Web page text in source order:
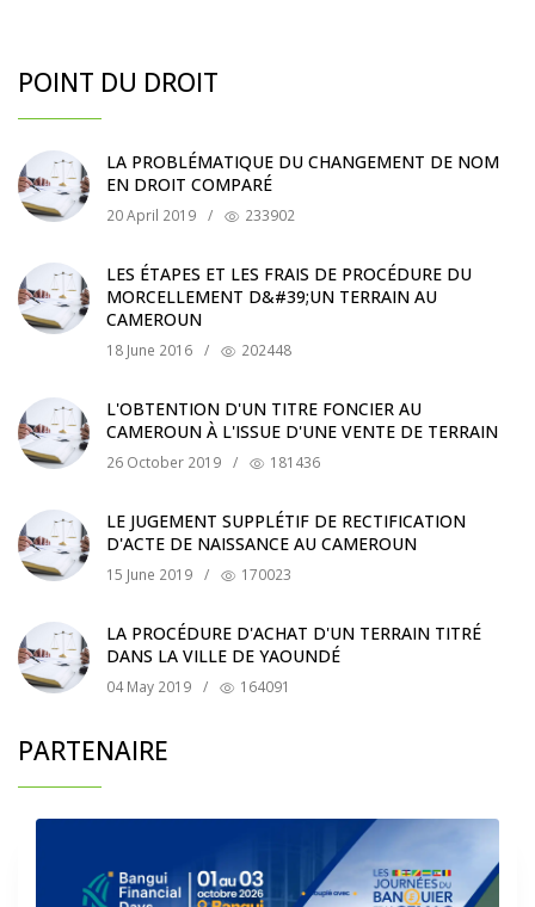
POINT DU DROIT
LA PROBLÉMATIQUE DU CHANGEMENT DE NOM
EN DROIT COMPARÉ
20 April 2019 / 233902
LES ÉTAPES ET LES FRAIS DE PROCÉDURE DU
MORCELLEMENT D&#39;UN TERRAIN AU
CAMEROUN
18 June 2016 / 202448
L'OBTENTION D'UN TITRE FONCIER AU
CAMEROUN À L'ISSUE D'UNE VENTE DE TERRAIN
26 October 2019 / 181436
LE JUGEMENT SUPPLÉTIF DE RECTIFICATION
D'ACTE DE NAISSANCE AU CAMEROUN
15 June 2019 / 170023
LA PROCÉDURE D'ACHAT D'UN TERRAIN TITRÉ
DANS LA VILLE DE YAOUNDÉ
04 May 2019 / 164091
PARTENAIRE